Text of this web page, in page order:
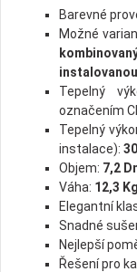
Barevné
Možné
Tepelný
označením
Tepelný
instalace):
Objem: 7,2
Váha: 12,3 Kg
Elegantní
Snadné
Nejlepší
Řešení pro